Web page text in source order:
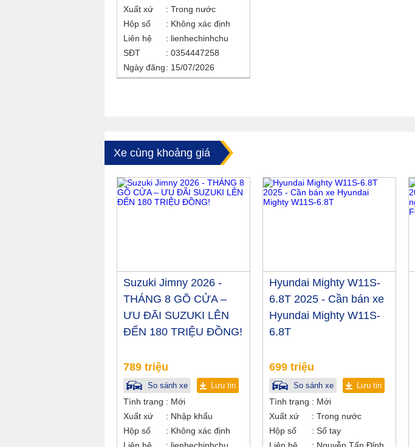
Xuất xứ
Trong nước
Hộp số
Không xác định
Liên hệ
lienhechinhchu
SĐT
0354447258
Ngày đăng
15/07/2026
Xe cùng khoảng giá
Suzuki Jimny 2026 -
THÁNG 8 GÕ CỬA –
ƯU ĐÃI SUZUKI LÊN
ĐẾN 180 TRIỆU ĐỒNG!
789 triệu
So sánh xe Lưu tin
Tình trạng
Mới
Xuất xứ
Nhập khẩu
Hộp số
Không xác định
Hyundai Mighty W11S-
6.8T 2025 - Cần bán xe
Hyundai Mighty W11S-
6.8T
699 triệu
So sánh xe Lưu tin
Tình trạng
Mới
Xuất xứ
Trong nước
Hộp số
Số tay